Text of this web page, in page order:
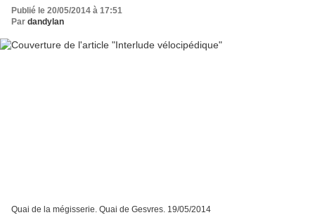
Publié le 20/05/2014 à 17:51
Par dandylan
Quai de la mégisserie. Quai de Gesvres. 19/05/2014